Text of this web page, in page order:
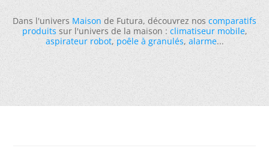
Dans l'universMaisonde Futura, découvrez noscomparatifs
produitssur l'univers de la maison :climatiseur mobile,
aspirateur robot,poêle à granulés,alarme...